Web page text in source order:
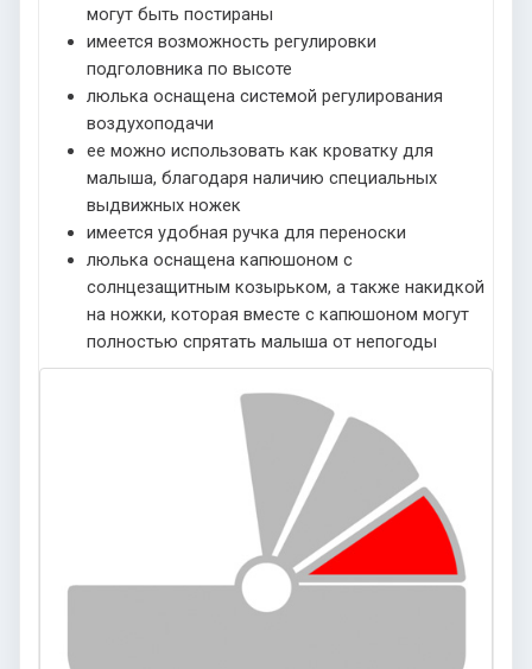
могут быть постираны
имеется возможность регулировки
подголовника по высоте
люлька оснащена системой регулирования
воздухоподачи
ее можно использовать как кроватку для
малыша, благодаря наличию специальных
выдвижных ножек
имеется удобная ручка для переноски
люлька оснащена капюшоном с
солнцезащитным козырьком, а также накидкой
на ножки, которая вместе с капюшоном могут
полностью спрятать малыша от непогоды